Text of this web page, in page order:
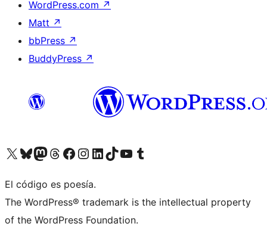
WordPress.com ↗
Matt ↗
bbPress ↗
BuddyPress ↗
Visita nuestra cuenta de X (anteriormente Twitter)
Visita nuestra cuenta de Bluesky
Visita nuestra cuenta de Mastodon
Visita nuestra cuenta de Threads
Visita nuestra página de Facebook
Visita nuestra cuenta de Instagram
Visita nuestra cuenta de LinkedIn
Visita nuestra cuenta de TikTok
Visita nuestro canal de YouTube
Visita nuestra cuenta de Tumblr
El código es poesía.
The WordPress® trademark is the intellectual property
of the WordPress Foundation.